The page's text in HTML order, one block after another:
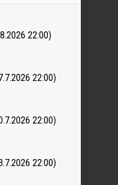
22:00)
22:00)
22:00)
22:00)